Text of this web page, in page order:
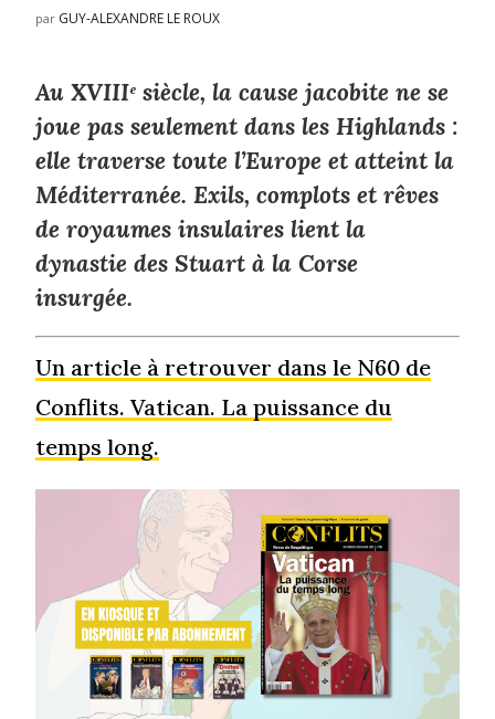
par GUY-ALEXANDRE LE ROUX
Au XVIIIᵉ siècle, la cause jacobite ne se
joue pas seulement dans les Highlands :
elle traverse toute l’Europe et atteint la
Méditerranée. Exils, complots et rêves
de royaumes insulaires lient la
dynastie des Stuart à la Corse
insurgée.
Un article à retrouver dans le N60 de
Conflits. Vatican. La puissance du
temps long.